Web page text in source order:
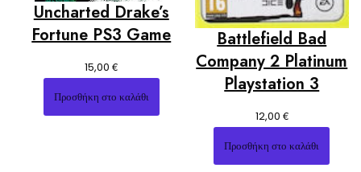
Uncharted Drake’s
Fortune PS3 Game
15,00€
Προσθήκη στο καλάθι
Battlefield Bad
Company 2 Platinum
Playstation 3
12,00 €
Προσθήκη στο καλάθι